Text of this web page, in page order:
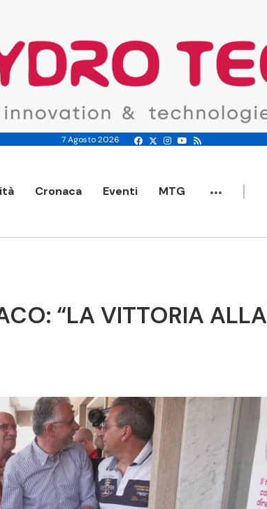
7 Agosto 2026
Cronaca Eventi MTG ...
“LA VITTORIA ALLA
Video
Player